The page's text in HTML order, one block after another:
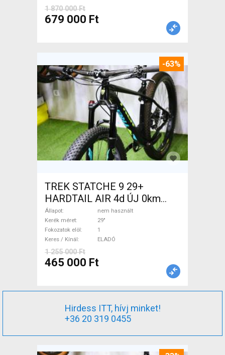
1 870 000 Ft
679 000 Ft
-63%
TREK STATCHE 9 29+
HARDTAIL AIR 4d ÚJ 0km
M/L Mountain Bike 29" elöl
teleszkópos nem használt
ELADÓ
Állapot
nem használt
Kerék méret
29"
Fokozatok elöl
1
Keres / Kínál
ELADÓ
1 255 000 Ft
465 000 Ft
Hirdess ITT, hívj minket!
+36 20 319 0455